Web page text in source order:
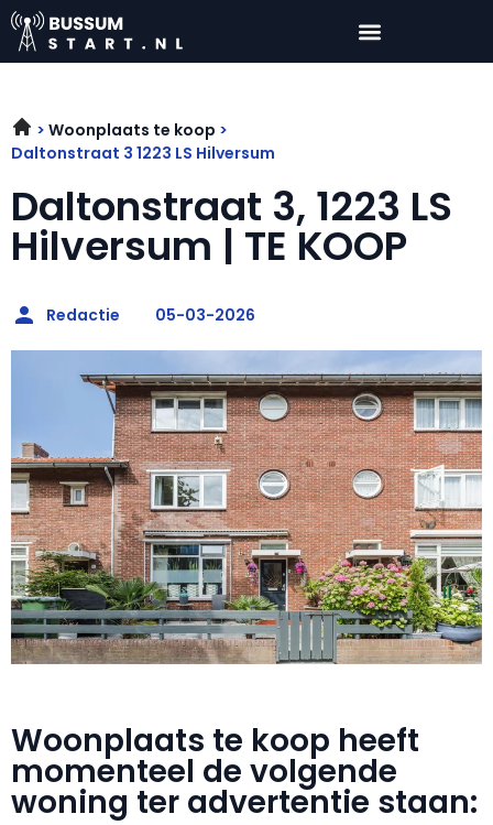
Woonplaats te koop
Daltonstraat 3 1223 LS Hilversum
Daltonstraat 3, 1223 LS
Hilversum | TE KOOP
Redactie 05-03-2026
Woonplaats te koop heeft
momenteel de volgende
woning ter advertentie staan: